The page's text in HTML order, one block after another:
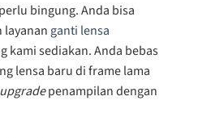
bingung. Anda bisa
layanan ganti lensa
kami sediakan. Anda bebas
lensa baru di frame lama
upgradepenampilan dengan